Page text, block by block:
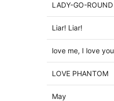
LADY-GO-ROUND
Liar! Liar!
love me, I love you
LOVE PHANTOM
May